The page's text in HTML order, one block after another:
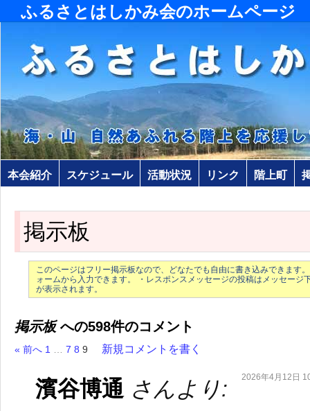
ふるさとはしかみ会のホームページ
本会紹介 スケジュール 活動状況 リンク 階上町
掲示板
このページはフリー掲示板なので、どなたでも自由に書き込みできます
ォームから入力できます。 ・レスポンスメッセージの投稿はメッセージ
が表示されます。
掲示板への598件のコメント
« 前へ 1 7 8 9 新規コメントを書く
濱谷博通 さんより: 2026年4月12日